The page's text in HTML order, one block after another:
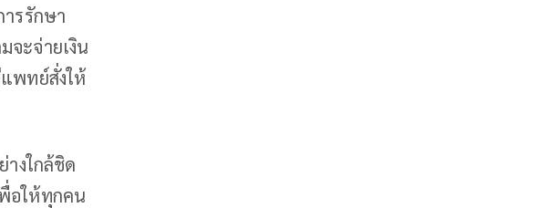
รรักษา
ะจ่ายเงิน
พทย์สั่งให้
งใกล้ชิด
อให้ทุกคน